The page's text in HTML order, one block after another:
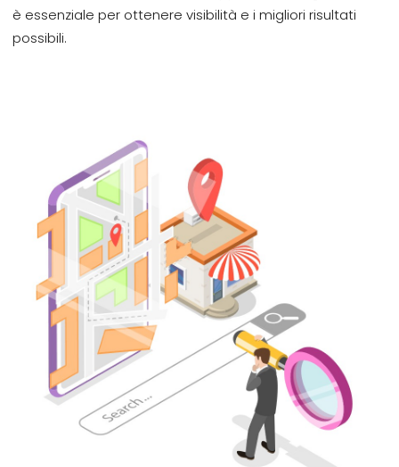
è essenziale per ottenere visibilità e i migliori risultati
possibili.